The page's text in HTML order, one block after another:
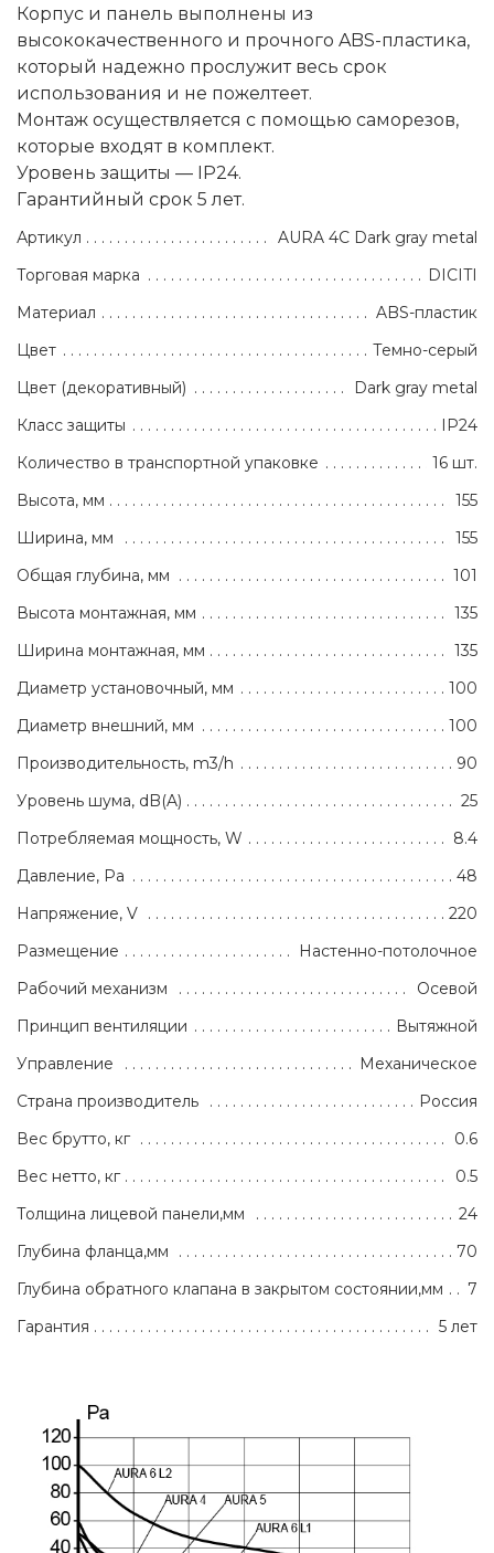
Корпус и панель выполнены из
высококачественного и прочного ABS-пластика,
который надежно прослужит весь срок
использования и не пожелтеет.
Монтаж осуществляется с помощью саморезов,
которые входят в комплект.
Уровень защиты — IP24.
Гарантийный срок 5 лет.
Артикул
AURA 4C Dark gray metal
Торговая марка
DICITI
Материал
ABS-пластик
Цвет
Темно-серый
Цвет (декоративный)
Dark gray metal
Класс защиты
IP24
Количество в транспортной упаковке
16 шт.
Высота, мм
155
Ширина, мм
155
Общая глубина, мм
101
Высота монтажная, мм
135
Ширина монтажная, мм
135
Диаметр установочный, мм
100
Диаметр внешний, мм
100
Производительность, m3/h
90
Уровень шума, dB(A)
25
Потребляемая мощность, W
8.4
Давление, Pa
48
Напряжение, V
220
Размещение
Настенно-потолочное
Рабочий механизм
Осевой
Принцип вентиляции
Вытяжной
Управление
Механическое
Страна производитель
Россия
Вес брутто, кг
0.6
Вес нетто, кг
0.5
Толщина лицевой панели,мм
24
Глубина фланца,мм
70
Глубина обратного клапана в закрытом состоянии,мм
7
Гарантия
5 лет